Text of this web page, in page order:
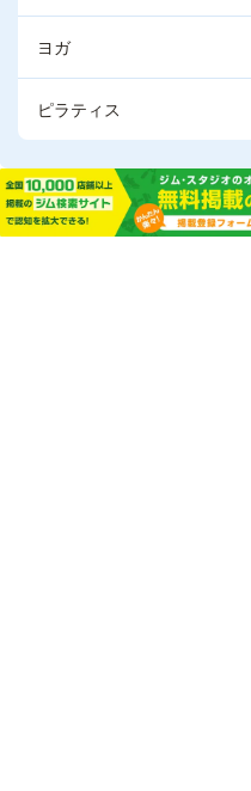
ヨガ
ピラティス